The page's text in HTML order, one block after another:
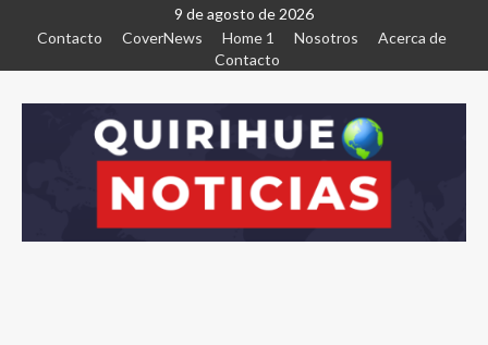
9 de agosto de 2026
Contacto
CoverNews Home 1 Nosotros
Acerca de
Contacto